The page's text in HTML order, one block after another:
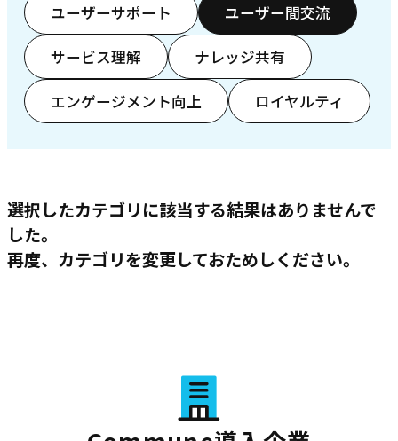
ユーザーサポート ユーザー間交流
サービス理解 ナレッジ共有
エンゲージメント向上 ロイヤルティ
選択したカテゴリに該当する結果はありませんで
した。
再度、カテゴリを変更しておためしください。